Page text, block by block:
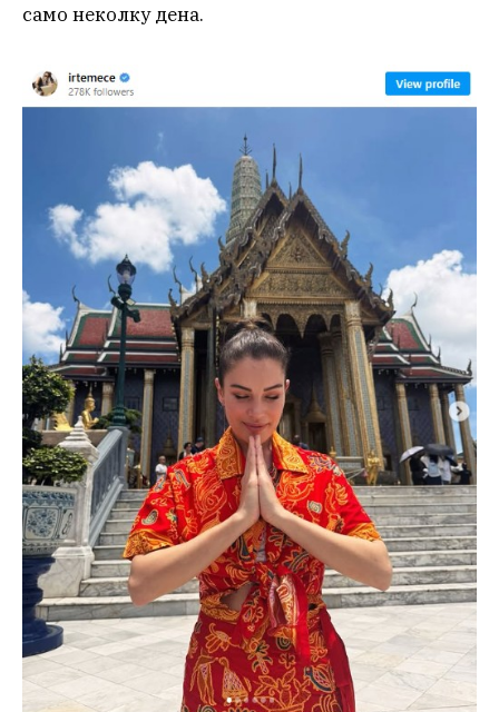
само неколку дена.